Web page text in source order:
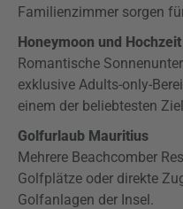
Familienzimmer sorgen
Honeymoon und
Romantische
exklusive Adults-only-
einem der beliebtesten
Golfurlaub Mauritius
Mehrere Beachcomber
Golfplätze oder direkte
Golfanlagen der Insel.